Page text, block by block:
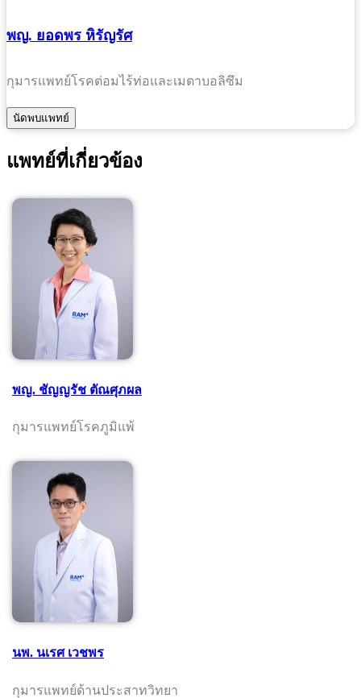
พญ. ยอดพร หิรัญรัศ
กุมารแพทย์โรคต่อมไร้ท่อและเมตาบอลิซึม
แพทย์ที่เกี่ยวข้อง
พญ. ชัญญรัช ตัณศุภผล
กุมารแพทย์โรคภูมิแพ้
นพ. นเรศ เวชพร
กุมารแพทย์ด้านประสาทวิทยา